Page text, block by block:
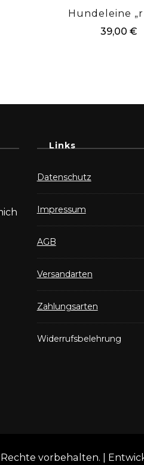
Hundeleine
39,00 €
Links
Datenschutz
Impressum
AGB
Versandarten
Zahlungsarten
Widerrufsbelehrung
Rechte vorbehalten. |